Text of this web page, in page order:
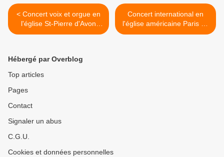
< Concert voix et orgue en
l'église St-Pierre d'Avon
(77)
Concert international en
l'église américaine Paris 7e
>
Hébergé par Overblog
Top articles
Pages
Contact
Signaler un abus
C.G.U.
Cookies et données personnelles